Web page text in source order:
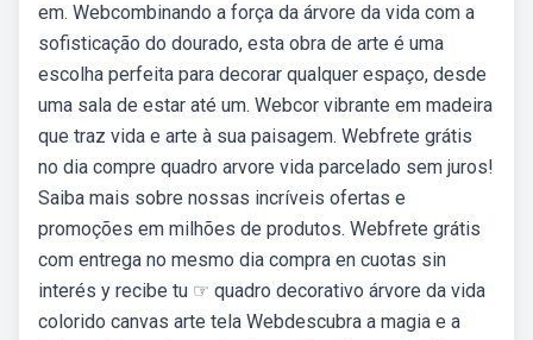
em. Webcombinando a força da árvore da vida com a
sofisticação do dourado, esta obra de arte é uma
escolha perfeita para decorar qualquer espaço, desde
uma sala de estar até um. Webcor vibrante em madeira
que traz vida e arte à sua paisagem. Webfrete grátis
no dia compre quadro arvore vida parcelado sem juros!
Saiba mais sobre nossas incríveis ofertas e
promoções em milhões de produtos. Webfrete grátis
com entrega no mesmo dia compra en cuotas sin
interés y recibe tu ☞ quadro decorativo árvore da vida
colorido canvas arte tela Webdescubra a magia e a